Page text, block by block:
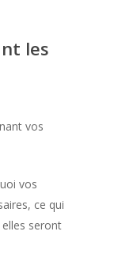
les
vos
vos
ce qui
seront